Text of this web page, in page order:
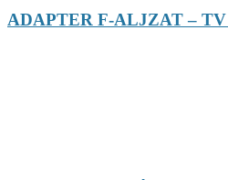
ADAPTER F-ALJZAT –